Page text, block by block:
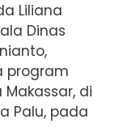
Liliana
Dinas
program
di
Palu, pada